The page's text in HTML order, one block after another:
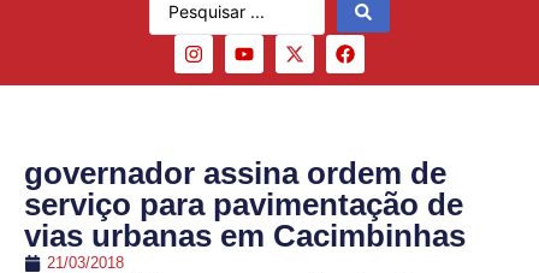
governador assina ordem de
serviço para pavimentação de
vias urbanas em Cacimbinhas
21/03/2018